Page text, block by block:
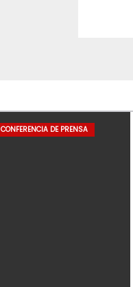
CONFERENCIA DE PRENSA